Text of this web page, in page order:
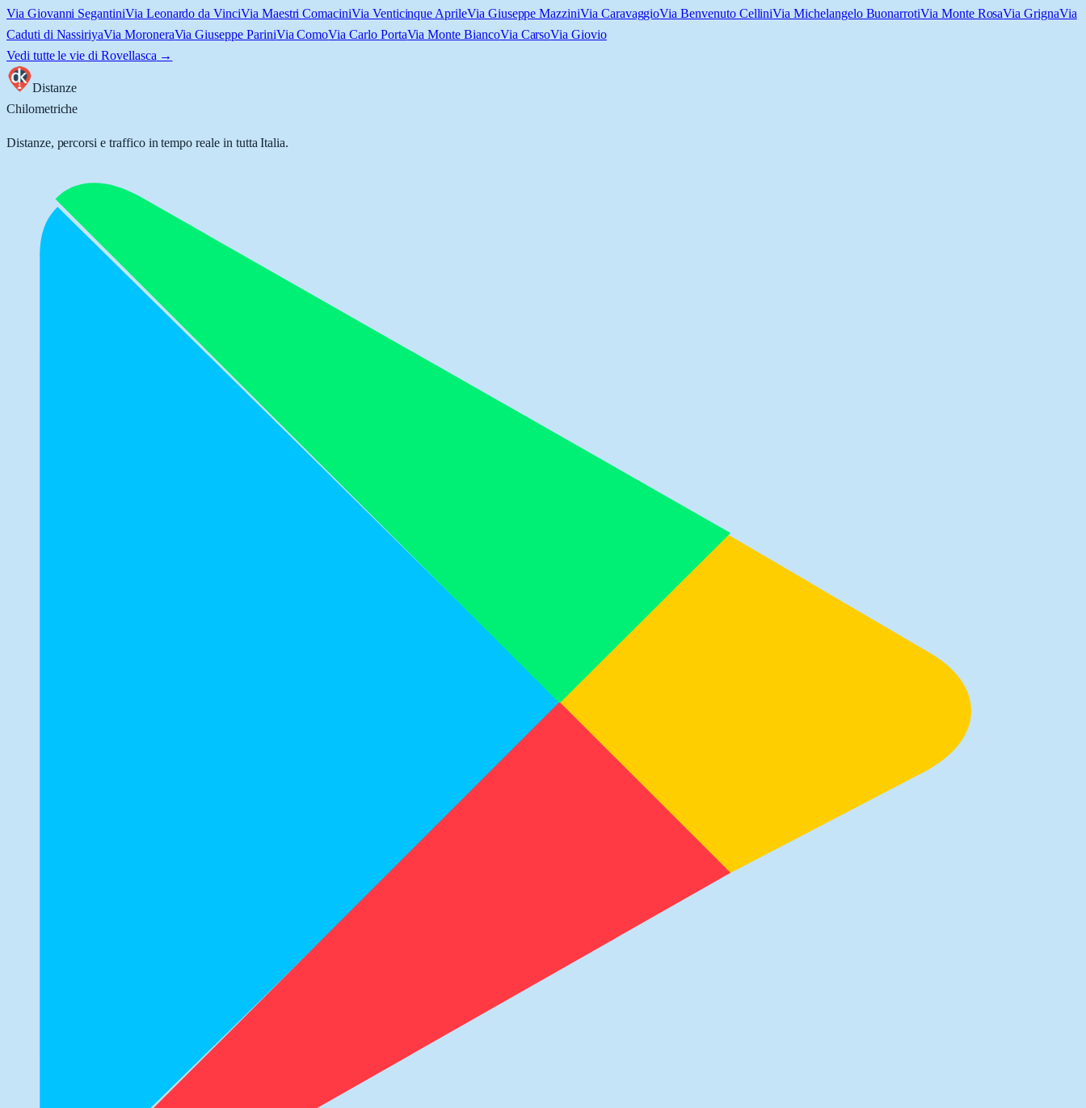
Via Giovanni SegantiniVia Leonardo da VinciVia Maestri ComaciniVia Venticinque AprileVia Giuseppe MazziniVia CaravaggioVia Benvenuto CelliniVia Michelangelo BuonarrotiVia Monte RosaVia GrignaVia
Caduti di NassiriyaVia MoroneraVia Giuseppe PariniVia ComoVia Carlo PortaVia Monte BiancoVia CarsoVia Giovio
Vedi tutte le vie di Rovellasca →
Distanze
Chilometriche
Distanze, percorsi e traffico in tempo reale in tutta Italia.